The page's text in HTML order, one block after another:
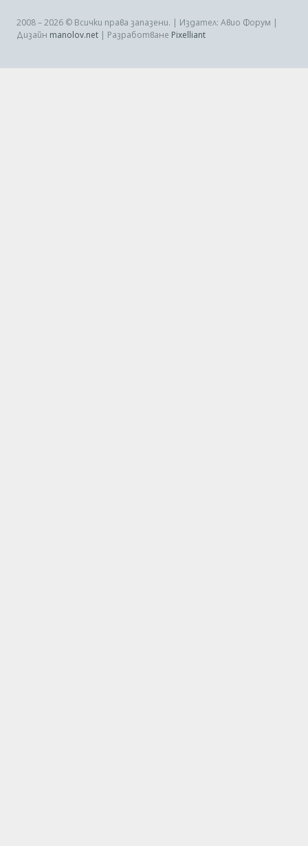
2008 – 2026 © Всички права запазени. | Издател: Авио Форум |
Дизайн manolov.net | Разработване Pixelliant